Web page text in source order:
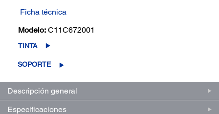
Ficha técnica
Modelo: C11C672001
TINTA
SOPORTE
Descripción general
Especificaciones